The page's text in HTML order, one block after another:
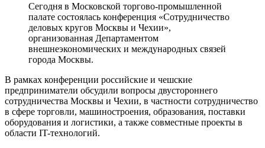
Сегодня в Московской торгово-промышленной
палате состоялась конференция «Сотрудничество
деловых кругов Москвы и Чехии»,
организованная Департаментом
внешнеэкономических и международных связей
города Москвы.
В рамках конференции российские и чешские
предприниматели обсудили вопросы двустороннего
сотрудничества Москвы и Чехии, в частности сотрудничество
в сфере торговли, машиностроения, образования, поставки
оборудования и логистики, а также совместные проекты в
области IT-технологий.